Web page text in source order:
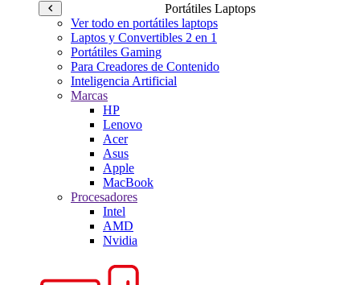
Portátiles Laptops
Ver todo en portátiles laptops
Laptos y Convertibles 2 en 1
Portátiles Gaming
Para Creadores de Contenido
Inteligencia Artificial
Marcas
HP
Lenovo
Acer
Asus
Apple
MacBook
Procesadores
Intel
AMD
Nvidia